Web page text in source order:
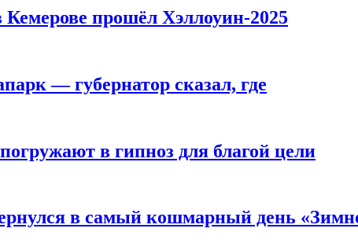
прошёл Хэллоуин-2025
— губернатор сказал, где
в гипноз для благой цели
в самый кошмарный день